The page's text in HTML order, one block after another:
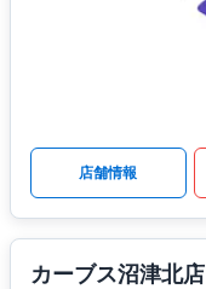
店舗情報
カーブス沼津北店